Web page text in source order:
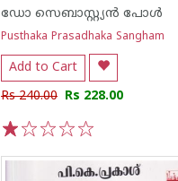
ഡോ സെബാസ്റ്റ്യന്‍ പോള്‍
Pusthaka Prasadhaka Sangham
Add to Cart
Rs 240.00 Rs 228.00